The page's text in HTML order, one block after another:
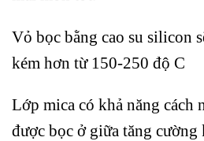
Vỏ bọc bằng cao su silicon
kém hơn từ 150-250 độ C
Lớp mica có khả năng cách
được bọc ở giữa tăng